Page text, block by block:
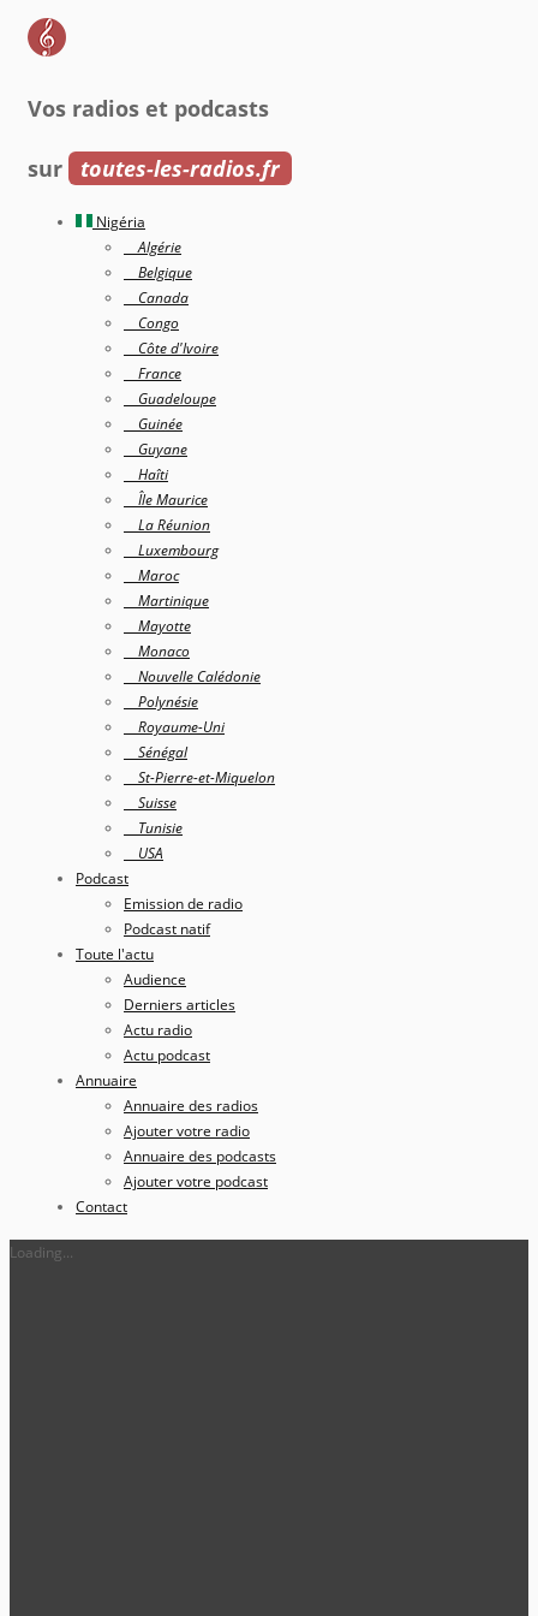
Vos radios et podcasts
sur toutes-les-radios.fr
Nigéria
Algérie
Belgique
Canada
Congo
Côte d'Ivoire
France
Guadeloupe
Guinée
Guyane
Haîti
Île Maurice
La Réunion
Luxembourg
Maroc
Martinique
Mayotte
Monaco
Nouvelle Calédonie
Polynésie
Royaume-Uni
Sénégal
St-Pierre-et-Miquelon
Suisse
Tunisie
USA
Podcast
Emission de radio
Podcast natif
Toute l'actu
Audience
Derniers articles
Actu radio
Actu podcast
Annuaire
Annuaire des radios
Ajouter votre radio
Annuaire des podcasts
Ajouter votre podcast
Contact
Loading...